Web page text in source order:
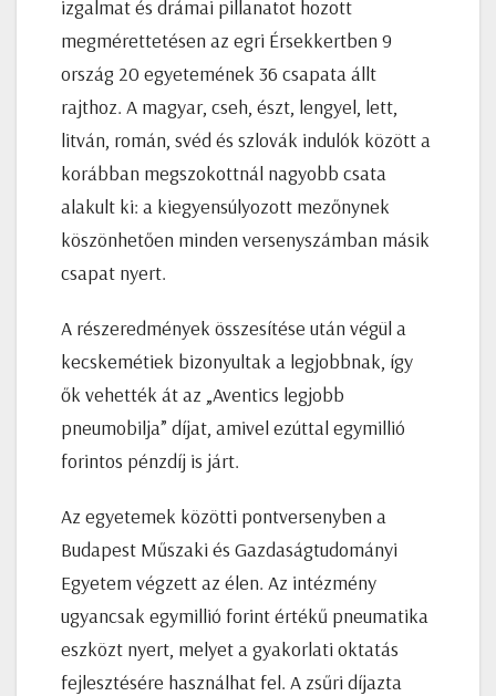
izgalmat és drámai pillanatot hozott
megmérettetésen az egri Érsekkertben 9
ország 20 egyetemének 36 csapata állt
rajthoz. A magyar, cseh, észt, lengyel, lett,
litván, román, svéd és szlovák indulók között a
korábban megszokottnál nagyobb csata
alakult ki: a kiegyensúlyozott mezőnynek
köszönhetően minden versenyszámban másik
csapat nyert.
A részeredmények összesítése után végül a
kecskemétiek bizonyultak a legjobbnak, így
ők vehették át az „Aventics legjobb
pneumobilja” díjat, amivel ezúttal egymillió
forintos pénzdíj is járt.
Az egyetemek közötti pontversenyben a
Budapest Műszaki és Gazdaságtudományi
Egyetem végzett az élen. Az intézmény
ugyancsak egymillió forint értékű pneumatika
eszközt nyert, melyet a gyakorlati oktatás
fejlesztésére használhat fel. A zsűri díjazta